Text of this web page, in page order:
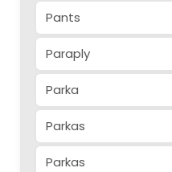
Pants
Paraply
Parka
Parkas
Parkas